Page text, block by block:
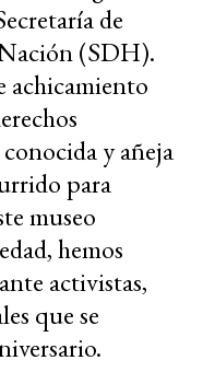
de
(SDH).
achicamiento
y añeja
para
museo
hemos
activistas,
que se